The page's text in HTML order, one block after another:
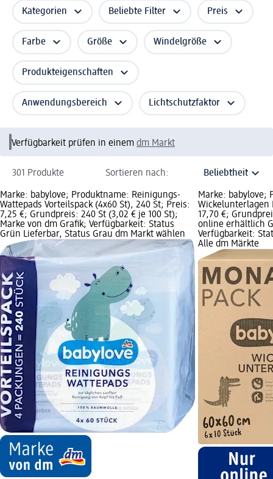
Kategorien Beliebte Filter Preis
Farbe Größe Windelgröße
Produkteigenschaften
Anwendungsbereich Lichtschutzfaktor
Verfügbarkeit prüfen in einem dm Markt
301 Produkte Sortieren nach:
Marke: babylove; Produktname: Reinigungs-
Wattepads Vorteilspack (4x60 St), 240 St; Preis:
7,25 €; Grundpreis: 240 St (3,02 € je 100 St);
Marke von dm Grafik; Verfügbarkeit: Status
Grün Lieferbar, Status Grau dm Markt wählen
Marke: babylove;
Wickelunterlagen
17,70 €;
online erhältlich
Verfügbarkeit:
Alle dm Märkte